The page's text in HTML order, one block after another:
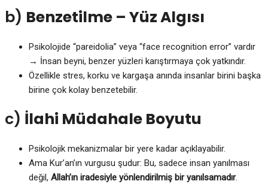
b) Benzetilme – Yüz Algısı
Psikolojide “pareidolia” veya “face recognition error” vardır
→ İnsan beyni, benzer yüzleri karıştırmaya çok yatkındır.
Özellikle stres, korku ve kargaşa anında insanlar birini başka
birine çok kolay benzetebilir.
c) İlahi Müdahale Boyutu
Psikolojik mekanizmalar bir yere kadar açıklayabilir.
Ama Kur’an’ın vurgusu şudur: Bu, sadece insan yanılması
değil, Allah’ın iradesiyle yönlendirilmiş bir yanılsamadır.